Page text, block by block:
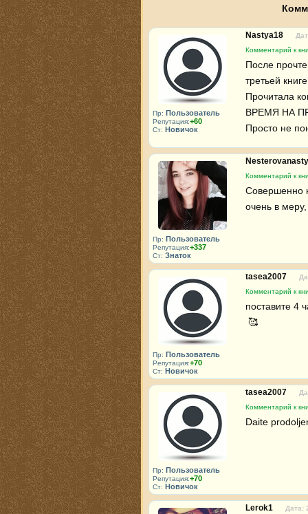
Пр: Пользователь
Репутация:+60
Ст: Новичок
Nastya18
Комментарий к
После
третьей
Прочитала
ВРЕМЯ НА
Просто не
Пр: Пользователь
Репутация:+337
Ст: Знаток
Комментарий к
Совершенно
очень в
Пр: Пользователь
Репутация:+70
Ст: Новичок
tasea2007
Комментарий к
поставите 4
🥰
Пр: Пользователь
Репутация:+70
Ст: Новичок
tasea2007
Комментарий к
Daite
Lerok1
Дата: